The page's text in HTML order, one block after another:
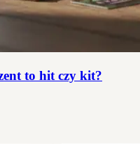
to hit czy kit?